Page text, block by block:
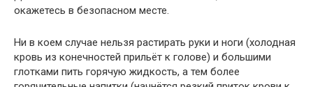
окажетесь в безопасном месте.
Ни в коем случае нельзя растирать руки и ноги (холодная
кровь из конечностей прильёт к голове) и большими
глотками пить горячую жидкость, а тем более